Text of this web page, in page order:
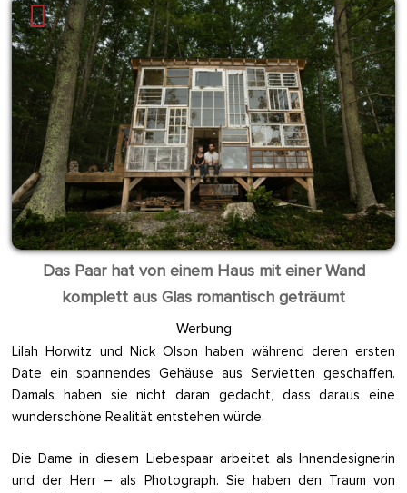
Das Paar hat von einem Haus mit einer Wand
komplett aus Glas romantisch geträumt
Werbung
Lilah Horwitz und Nick Olson haben während deren ersten
Date ein spannendes Gehäuse aus Servietten geschaffen.
Damals haben sie nicht daran gedacht, dass daraus eine
wunderschöne Realität entstehen würde.
Die Dame in diesem Liebespaar arbeitet als Innendesignerin
und der Herr – als Photograph. Sie haben den Traum von